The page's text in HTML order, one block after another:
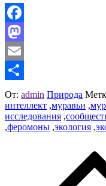
Facebook
Mastodon
Email
Отправить
От: admin Природа
интеллект ,муравьи ,
исследования ,
,феромоны ,экология ,